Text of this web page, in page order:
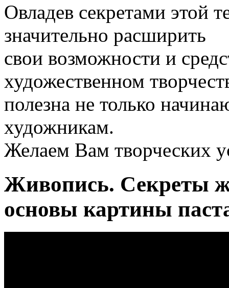
Овладев секретами этой
значительно расширить
свои возможности и
художественном
полезна не только
художникам.
Желаем Вам творческих
Живопись. Секреты
основы картины